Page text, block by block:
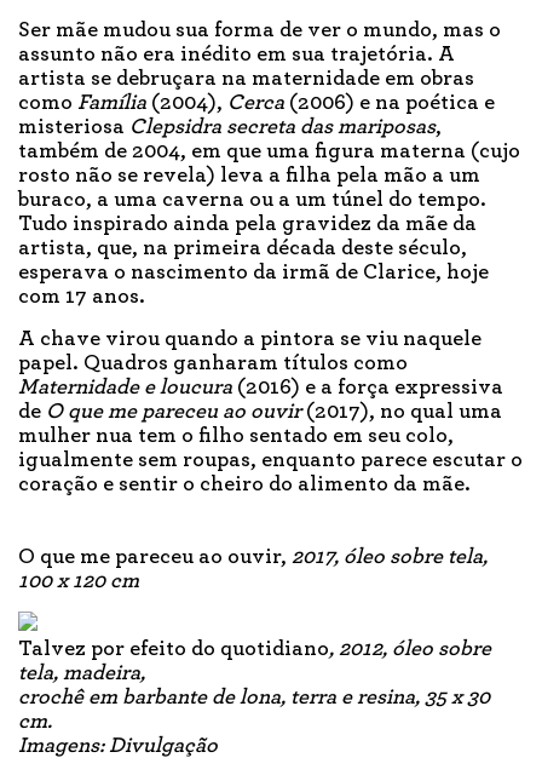
Ser mãe mudou sua forma de ver o mundo, mas o
assunto não era inédito em sua trajetória. A
artista se debruçara na maternidade em obras
como Família (2004), Cerca (2006) e na poética e
misteriosa Clepsidra secreta das mariposas,
também de 2004, em que uma figura materna (cujo
rosto não se revela) leva a filha pela mão a um
buraco, a uma caverna ou a um túnel do tempo.
Tudo inspirado ainda pela gravidez da mãe da
artista, que, na primeira década deste século,
esperava o nascimento da irmã de Clarice, hoje
com 17 anos.
A chave virou quando a pintora se viu naquele
papel. Quadros ganharam títulos como
Maternidade e loucura (2016) e a força expressiva
de O que me pareceu ao ouvir(2017), no qual uma
mulher nua tem o filho sentado em seu colo,
igualmente sem roupas, enquanto parece escutar o
coração e sentir o cheiro do alimento da mãe.
O que me pareceu ao ouvir, 2017, óleo sobre tela,
100 x 120 cm
Talvez por efeito do quotidiano, 2012, óleo sobre
tela, madeira,
crochê em barbante de lona, terra e resina, 35 x 30
cm.
Imagens: Divulgação